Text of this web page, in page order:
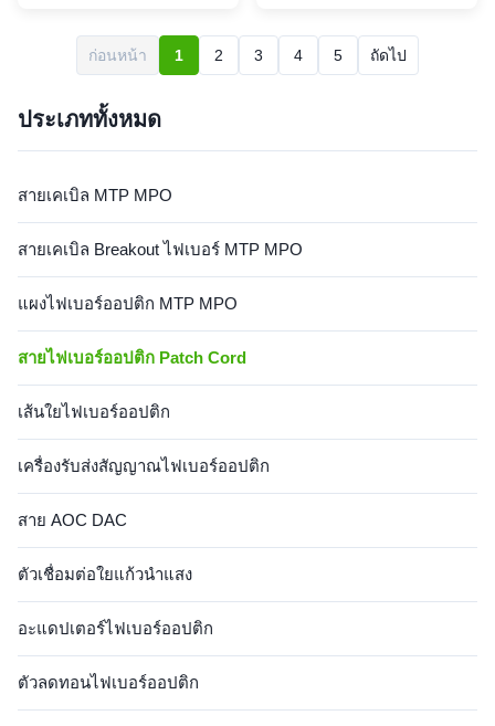
G.652D
/G.657A1/OM1/OM2/OM3
และ PM Panda Fiber ตัวเลือก
FC/SC/LC/ST/MU/E2000/MT-
ISO9001 4. แจ็คเก็ต LZSH
หรือ PVC 5. เฟอร์รูไฟเบอร์ออ
ปติก CCTC A Type สายแพทช์
ก่อนหน้า 1 2 3 4 5 ถัดไป
ประเภททั้งหมด
สายเคเบิล MTP MPO
สายเคเบิล Breakout ไฟเบอร์ MTP MPO
แผงไฟเบอร์ออปติก MTP MPO
สายไฟเบอร์ออปติก Patch Cord
เส้นใยไฟเบอร์ออปติก
เครื่องรับส่งสัญญาณไฟเบอร์ออปติก
สาย AOC DAC
ตัวเชื่อมต่อใยแก้วนำแสง
อะแดปเตอร์ไฟเบอร์ออปติก
ตัวลดทอนไฟเบอร์ออปติก